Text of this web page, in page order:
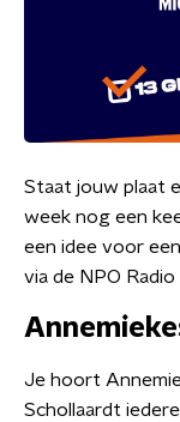
Staat jouw plaat
week nog een
een idee voor
via de NPO Radio
Je hoort
Schollaardt